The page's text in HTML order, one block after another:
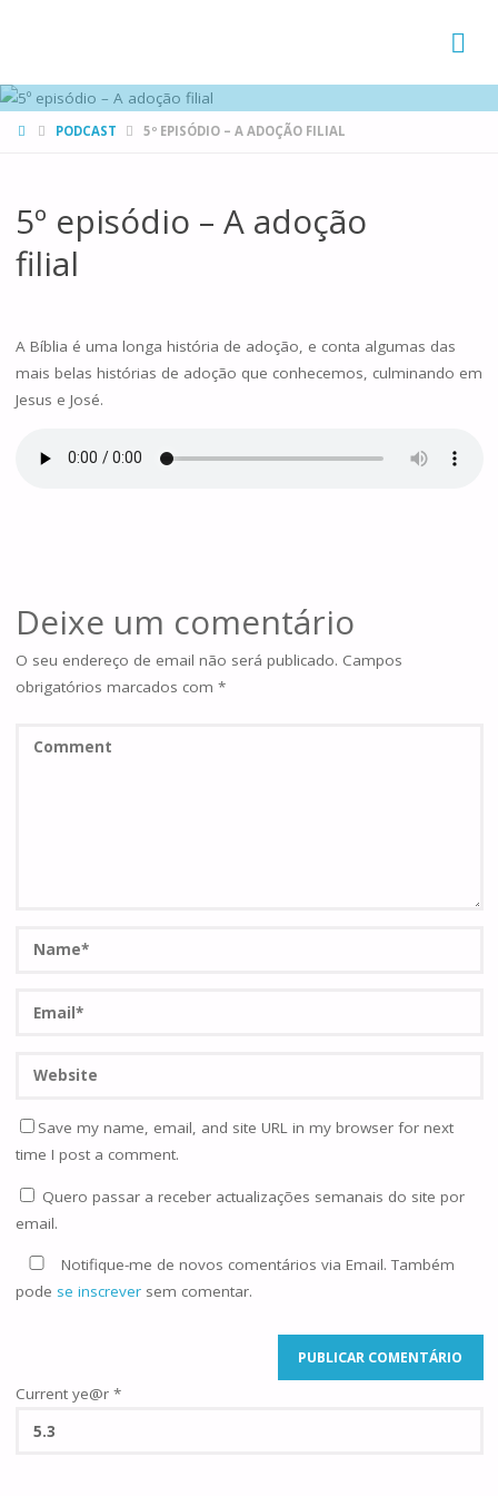
HOMEPODCAST 5º EPISÓDIO – A ADOÇÃO FILIAL
5º episódio – A adoção
filial
A Bíblia é uma longa história de adoção, e conta algumas das
mais belas histórias de adoção que conhecemos, culminando em
Jesus e José.
Deixe um comentário
O seu endereço de email não será publicado. Campos
obrigatórios marcados com *
Save my name, email, and site URL in my browser for next
time I post a comment.
Quero passar a receber actualizações semanais do site por
email.
Notifique-me de novos comentários via Email. Também
pode se inscreversem comentar.
Current ye@r *